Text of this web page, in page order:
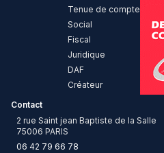
Tenue de compte
Social
Fiscal
Juridique
DAF
Créateur
Contact
2 rue Saint jean Baptiste de la Salle
75006 PARIS
06 42 79 66 78